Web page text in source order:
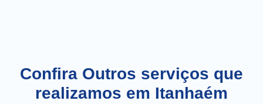
Confira Outros serviços que
realizamos em Itanhaém